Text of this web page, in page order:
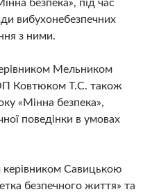
безпека», під час
вибухонебезпечних
з ними.
Мельником
Ковтюком Т.С. також
«Мінна безпека»,
поведінки в умовах
керівником Савицькою
безпечного життя» та